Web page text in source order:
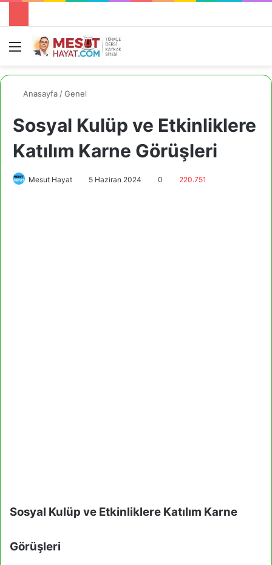
Menü
Anasayfa /Genel
Sosyal Kulüp ve Etkinliklere
Katılım Karne Görüşleri
Mesut Hayat 5 Haziran 2024 0 220.751
Sosyal Kulüp ve Etkinliklere Katılım Karne
Görüşleri